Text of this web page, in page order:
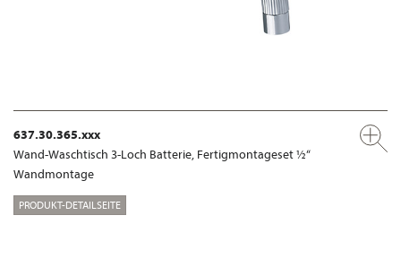
637.30.365.xxx
Wand-Waschtisch 3-Loch Batterie, Fertigmontageset ½“
Wandmontage
PRODUKT-DETAILSEITE